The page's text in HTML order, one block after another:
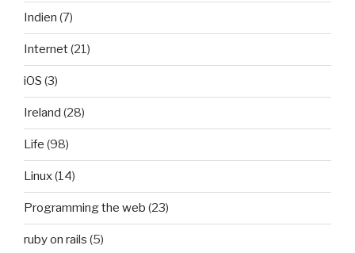
Indien (7)
Internet(21)
iOS (3)
Ireland (28)
Life (98)
Linux(14)
Programming the web (23)
ruby on rails (5)